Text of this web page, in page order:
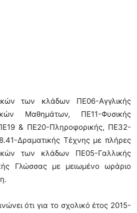
των κλάδων ΠΕ06-Αγγλικής
Μαθημάτων, ΠΕ11-Φυσικής
& ΠΕ20-Πληροφορικής, ΠΕ32-
Δραματικής Τέχνης με πλήρες
των κλάδων ΠΕ05-Γαλλικής
Γλώσσας με μειωμένο ωράριο
ότι για το σχολικό έτος 2015-